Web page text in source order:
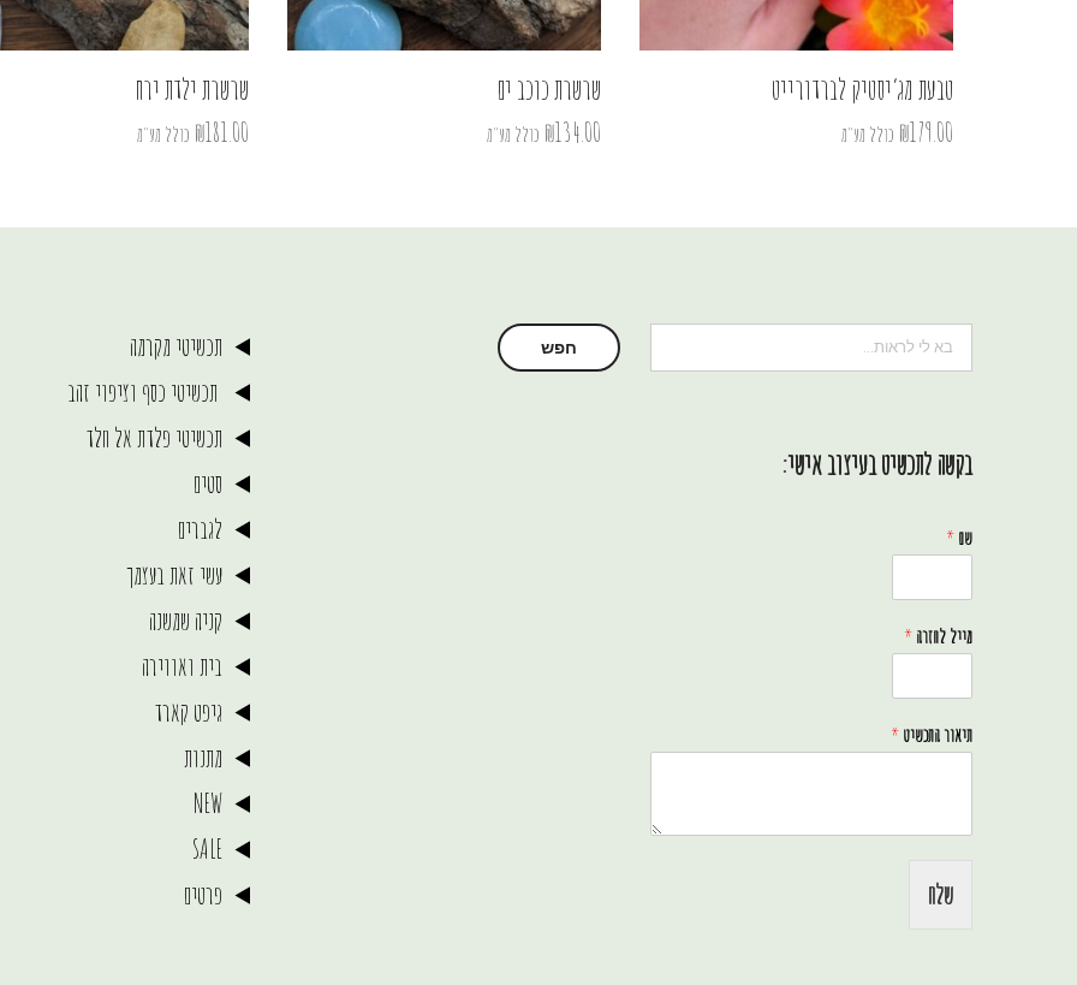
טבעת מג’יסטיק לברדורייט
₪179.00 כולל מע"מ
שרשרת כוכב ים
₪134.00 כולל מע"מ
שרשרת ילדת ירח
₪181.00 כולל מע"מ
חיפוש חפש
בקשה לתכשיט בעיצוב אישי:
שם *
מייל לחזרה *
תיאור התכשיט *
שלח
תכשיטי מקרמה
תכשיטי כסף וציפוי זהב
תכשיטי פלדת אל חלד
סטים
לגברים
עשי זאת בעצמך
קניה שמשנה
בית ואווירה
גיפט קארד
מתנות
NEW
SALE
פרטים